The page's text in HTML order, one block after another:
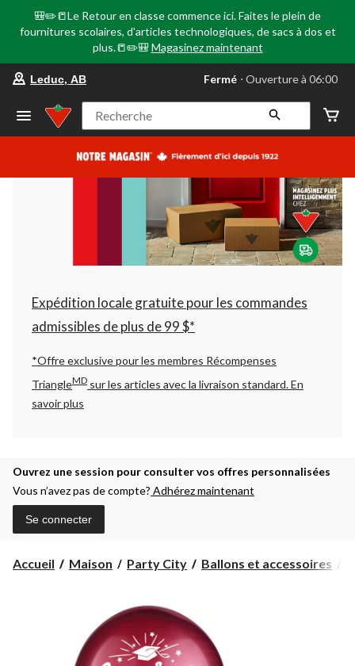
🎒✏️📒Le Retour en classe commence ici. Faites le plein de
fournitures scolaires, d'articles technologiques, de sacs à dos et
plus.📒✏️🎒 Magasinez maintenant
votre
préféré
Leduc,
AB,
courament
Ouverture
à
06:00
cliquer
pour
changer
Leduc, AB Fermé ⋅ Ouverture à 06:00
Recherche
Expédition locale gratuite pour les commandes
admissibles de plus de 99 $*
*Offre exclusive pour les membres Récompenses
TriangleMD sur les articles avec la livraison standard.En
savoir plus
Ouvrez une session pour consulter vos offres personnalisées
Vous n’avez pas de compte? Adhérez maintenant
Se connecter
Accueil Maison Party City Ballons et accessoires